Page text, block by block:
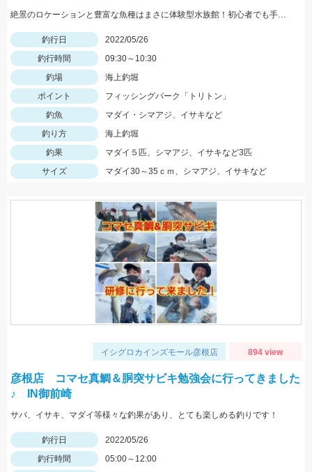
絶景のロケーションと豊富な魚種はまさに体験型水族館！初心者でも手軽に釣れますよ！
釣行日
2022/05/26
釣行時間
09:30～10:30
釣場
海上釣堀
ポイント
フィッシングパーク「トリトン」
釣魚
マダイ・シマアジ、イサキなど
釣り方
海上釣堀
釣果
マダイ５匹、シマアジ、イサキなど3匹
サイズ
マダイ30～35ｃｍ、シマアジ、イサキなど
イシグロカインズモール彦根店 894 view
彦根店 コマセ真鯛＆胴突サビキ勉強会に行ってきました
♪ IN御前崎
サバ、イサキ、マダイ等様々な釣果があり、とても楽しめる釣りです！
釣行日
2022/05/26
釣行時間
05:00～12:00